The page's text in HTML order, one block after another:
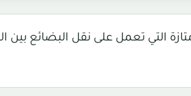
تعمل على نقل البضائع بين